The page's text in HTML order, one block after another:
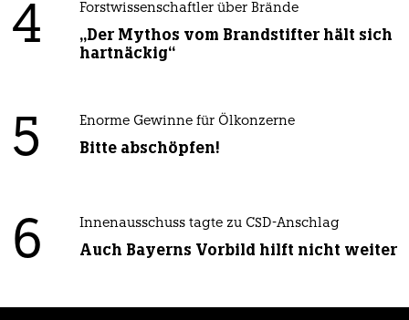
4 Forstwissenschaftler über Brände
„Der Mythos vom Brandstifter hält sich
hartnäckig“
5 Enorme Gewinne für Ölkonzerne
Bitte abschöpfen!
6 Innenausschuss tagte zu CSD-Anschlag
Auch Bayerns Vorbild hilft nicht weiter